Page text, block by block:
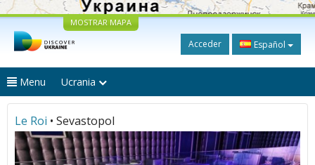
MOSTRAR MAPA
Acceder Español
Menu Ucrania
Le Roi • Sevastopol